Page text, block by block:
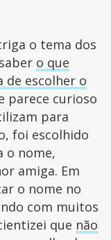
o tema dos
o que
de escolher o
parece curioso
para
foi escolhido
o nome,
amiga. Em
o nome no
com muitos
que não